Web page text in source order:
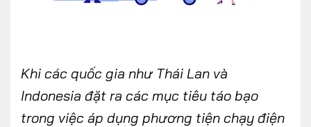
0972271616
ngocvu.vneconomy@gmail.com
Khi các quốc gia như Thái Lan và
Indonesia đặt ra các mục tiêu táo bạo
trong việc áp dụng phương tiện chạy điện